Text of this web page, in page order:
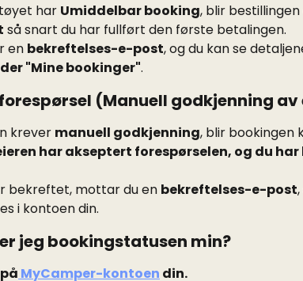
har Umiddelbar booking, blir bestillingen
så snart du har fullført den første betalingen.
en bekreftelses-e-post, og du kan se
"Mine bookinger".
(Manuell godkjenning av
krever manuell godkjenning, blir bookingen
har akseptert forespørselen, og du
bekreftet, mottar du en bekreftelses-e-post
i kontoen din.
jeg bookingstatusen min?
MyCamper-kontoen din.